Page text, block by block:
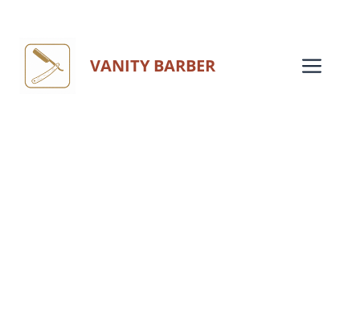
contenu
VANITY BARBER